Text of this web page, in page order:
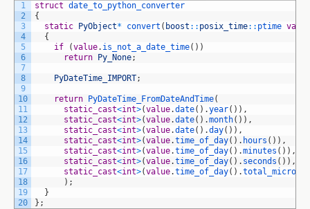
1
2
3
4
5
6
7
8
9
10
11
12
13
14
15
16
17
18
19
20
struct date_to_python_converter
{
static
PyObject* convert ( boost :: posix_time:: ptime value
{
if
(value. is_not_a_date_time( ) )
return
Py_None;
PyDateTime_IMPORT;
return PyDateTime_FromDateAndTime(
static_cast<int>(value.date( ) .year( ) ) ,
static_cast<int>(value.date( ) .month( ) ) ,
static_cast<int>(value.date( ) .day( ) ) ,
static_cast<int>(value.time_of_day( ) . hours ( ) ) ,
static_cast<int>(value.time_of_day( ) .minutes ( ) ) ,
static_cast<int>(value.time_of_day( ) . seconds ( ) ) ,
static_cast<int>(value.time_of_day( ) .
) ;
}
} ;